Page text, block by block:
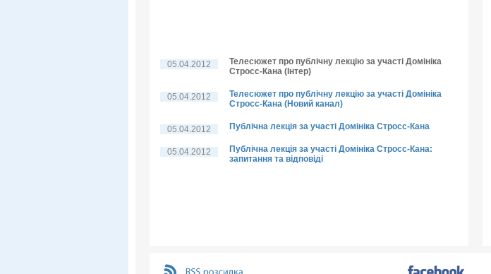
05.04.2012
Телесюжет про публічну лекцію за участі Домініка
Стросс-Кана (Інтер)
05.04.2012
Телесюжет про публічну лекцію за участі Домініка
Стросс-Кана (Новий канал)
05.04.2012 Публічна лекція за участі Домініка Стросс-Кана
05.04.2012
Публічна лекція за участі Домініка Стросс-Кана:
запитання та відповіді